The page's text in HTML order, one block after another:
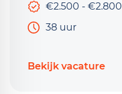
€2.500 - €2.800
38 uur
Bekijk vacature